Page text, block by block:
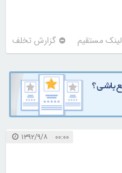
لینک مستقیم گزارش تخلف
۰۰:۰۰ ۱۳۹۲/۹/۸